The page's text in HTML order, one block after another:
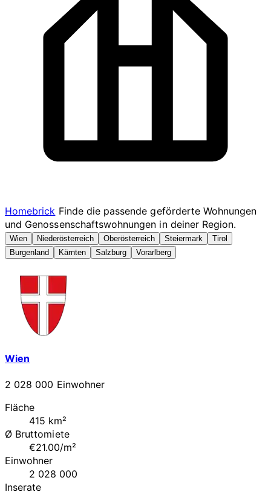
Homebrick Finde die passende geförderte Wohnungen
und Genossenschaftswohnungen in deiner Region.
Wien Niederösterreich Oberösterreich Steiermark
Tirol
Burgenland
Kärnten Salzburg Vorarlberg
Wien
2 028 000 Einwohner
Fläche
415 km²
Ø Bruttomiete
€21.00/m²
Einwohner
2 028 000
Inserate